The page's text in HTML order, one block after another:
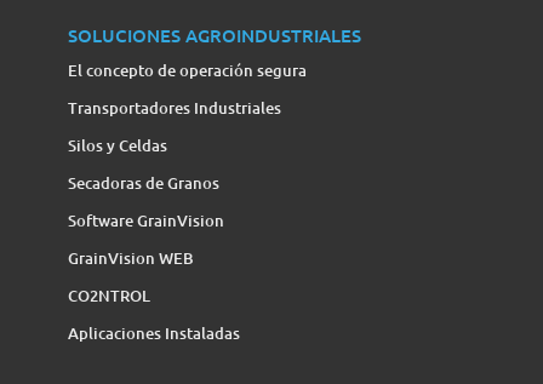
SOLUCIONES AGROINDUSTRIALES
El concepto de operación segura
Transportadores Industriales
Silos y Celdas
Secadoras de Granos
Software GrainVision
GrainVision WEB
CO2NTROL
Aplicaciones Instaladas